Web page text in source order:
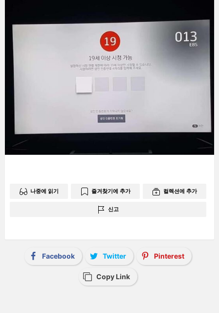
나중에 읽기 즐겨찾기에 추가 컬렉션에 추가
신고
Facebook Twitter Pinterest
Copy Link